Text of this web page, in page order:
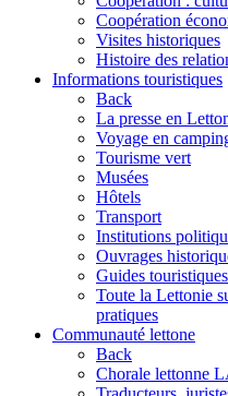
Coopération
Visites historiques
Histoire des
Informations touristiques
Back
La presse en
Voyage en
Tourisme vert
Musées
Hôtels
Transport
Institutions
Ouvrages
Guides touristiques
Toute la Lettonie
pratiques
Communauté lettone
Back
Chorale lettonne